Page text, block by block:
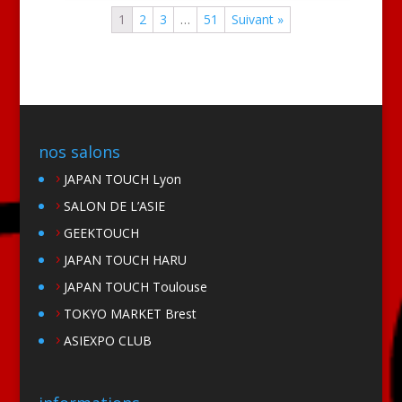
1 2 3 … 51 Suivant »
nos salons
JAPAN TOUCH Lyon
SALON DE L’ASIE
GEEKTOUCH
JAPAN TOUCH HARU
JAPAN TOUCH Toulouse
TOKYO MARKET Brest
ASIEXPO CLUB